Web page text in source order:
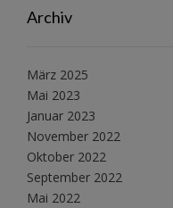
Archiv
März 2025
Mai 2023
Januar 2023
November 2022
Oktober 2022
September 2022
Mai 2022